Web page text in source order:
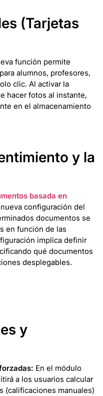
(Tarjetas
función permite
alumnos, profesores,
clic. Al activar la
hacer fotos al instante,
en el almacenamiento
y la
basada en
configuración del
documentos se
en función de las
implica definir
qué documentos
desplegables.
y
En el módulo
a los usuarios calcular
(calificaciones manuales)